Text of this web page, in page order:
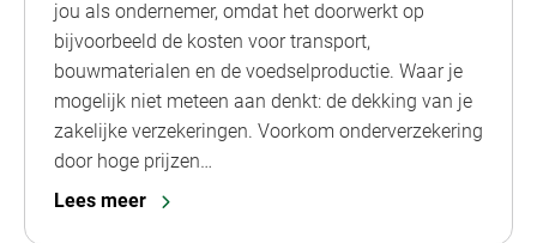
jou als ondernemer, omdat het doorwerkt op
bijvoorbeeld de kosten voor transport,
bouwmaterialen en de voedselproductie. Waar je
mogelijk niet meteen aan denkt: de dekking van je
zakelijke verzekeringen. Voorkom onderverzekering
door hoge prijzen…
Lees meer